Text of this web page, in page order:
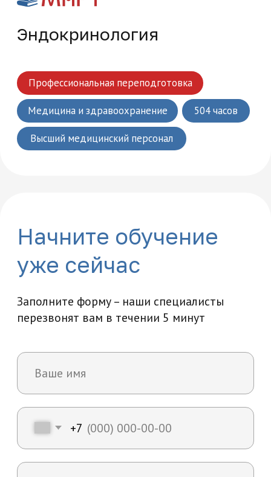
Мы ответим на все интересующие вас
вопросы и расскажем об уникальных
академии
Возникли вопросы?